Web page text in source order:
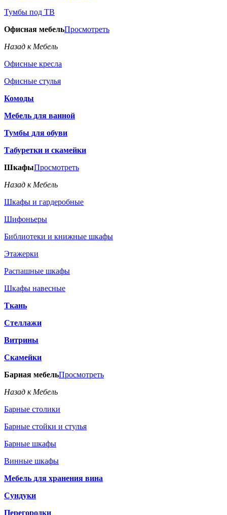
Тумбы под ТВ
Офисная мебельПросмотреть
Назад к Мебель
Офисные кресла
Офисные стулья
Комоды
Мебель для ванной
Тумбы для обуви
Табуретки и скамейки
ШкафыПросмотреть
Назад к Мебель
Шкафы и гардеробные
Шифоньеры
Библиотеки и книжные шкафы
Этажерки
Распашные шкафы
Шкафы навесные
Ткань
Стеллажи
Витрины
Скамейки
Барная мебельПросмотреть
Назад к Мебель
Барные столики
Барные стойки и стулья
Барные шкафы
Винные шкафы
Мебель для хранения вина
Сундуки
Перегородки